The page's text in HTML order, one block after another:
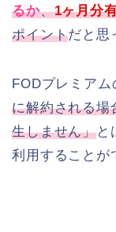
るか、1ヶ月分
ポイントだと思
FODプレミア
に解約される場
生しません」と
利用することが